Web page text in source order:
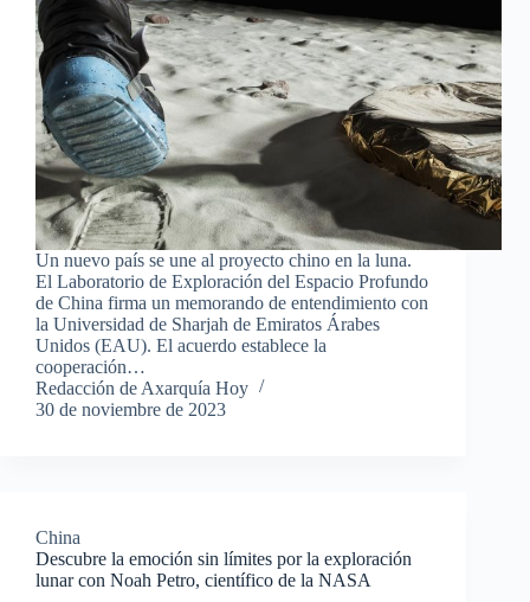
Un nuevo país se une al proyecto chino en la luna.
El Laboratorio de Exploración del Espacio Profundo
de China firma un memorando de entendimiento con
la Universidad de Sharjah de Emiratos Árabes
Unidos (EAU). El acuerdo establece la
cooperación…
Redacción de Axarquía Hoy
30 de noviembre de 2023
China
Descubre la emoción sin límites por la exploración
lunar con Noah Petro, científico de la NASA